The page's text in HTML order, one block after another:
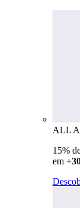
ALL
15%
em